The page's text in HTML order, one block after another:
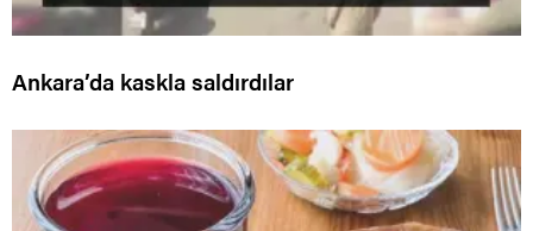
Ankara’da kaskla saldırdılar